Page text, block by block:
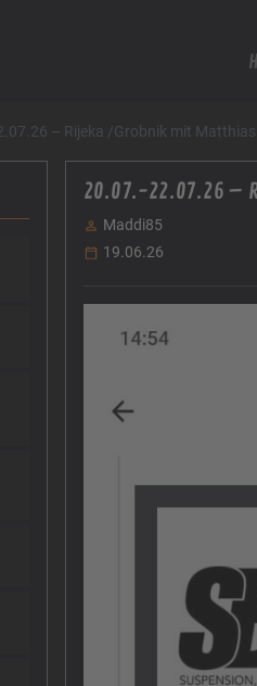
– Rijeka /Grobnik mit Matthias
20.07.-22.07.26 –
Maddi85
19.06.26